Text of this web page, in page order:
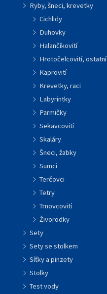
Ryby, šneci, krevetky
Cichlidy
Duhovky
Halančíkovití
Hrotočelcovití, ostatní
Kaprovití
Krevetky, raci
Labyrintky
Parmičky
Sekavcovití
Skaláry
Šneci, žabky
Sumci
Terčovci
Tetry
Trnovcovití
Živorodky
Sety
Sety se stolkem
Síťky a pinzety
Stolky
Test vody